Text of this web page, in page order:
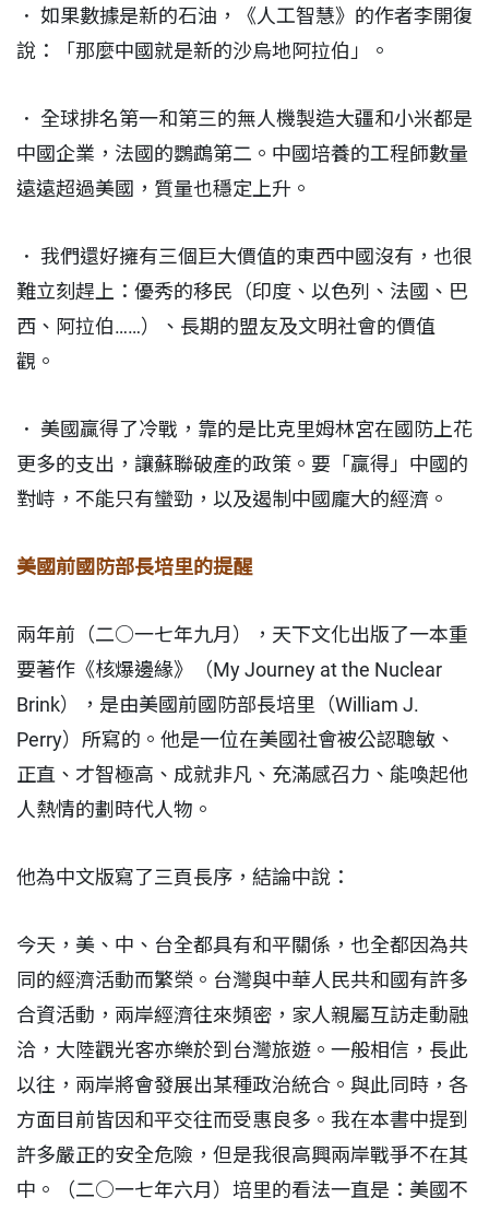
． 如果數據是新的石油，《人工智慧》的作者李開復
說：「那麼中國就是新的沙烏地阿拉伯」。
． 全球排名第一和第三的無人機製造大疆和小米都是
中國企業，法國的鸚鵡第二。中國培養的工程師數量
遠遠超過美國，質量也穩定上升。
． 我們還好擁有三個巨大價值的東西中國沒有，也很
難立刻趕上：優秀的移民（印度、以色列、法國、巴
西、阿拉伯……）、長期的盟友及文明社會的價值
觀。
． 美國贏得了冷戰，靠的是比克里姆林宮在國防上花
更多的支出，讓蘇聯破產的政策。要「贏得」中國的
對峙，不能只有蠻勁，以及遏制中國龐大的經濟。
美國前國防部長培里的提醒
兩年前（二○一七年九月），天下文化出版了一本重
要著作《核爆邊緣》（My Journey at the Nuclear
Brink），是由美國前國防部長培里（William J.
Perry）所寫的。他是一位在美國社會被公認聰敏、
正直、才智極高、成就非凡、充滿感召力、能喚起他
人熱情的劃時代人物。
他為中文版寫了三頁長序，結論中說：
今天，美、中、台全都具有和平關係，也全都因為共
同的經濟活動而繁榮。台灣與中華人民共和國有許多
合資活動，兩岸經濟往來頻密，家人親屬互訪走動融
洽，大陸觀光客亦樂於到台灣旅遊。一般相信，長此
以往，兩岸將會發展出某種政治統合。與此同時，各
方面目前皆因和平交往而受惠良多。我在本書中提到
許多嚴正的安全危險，但是我很高興兩岸戰爭不在其
中。（二○一七年六月）培里的看法一直是：美國不